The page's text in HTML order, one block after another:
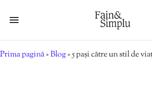
Prima pagină»Blog»5 pași către un stil de